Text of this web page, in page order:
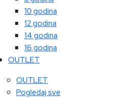
10 godina
12 godina
14 godina
16 godina
OUTLET
OUTLET
Pogledaj sve